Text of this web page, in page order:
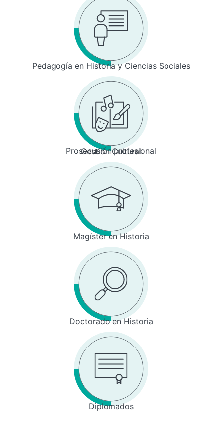
Pedagogía en Historia y Ciencias Sociales
Prosecusión profesional
Gestión Cultural
Magíster en Historia
Doctorado en Historia
Diplomados